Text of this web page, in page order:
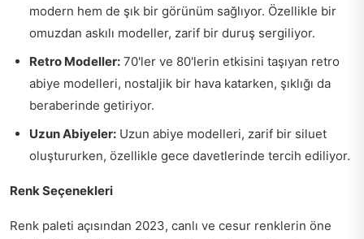
modern hem de şık bir görünüm sağlıyor. Özellikle bir
omuzdan askılı modeller, zarif bir duruş sergiliyor.
Retro Modeller: 70'ler ve 80'lerin etkisini taşıyan retro
abiye modelleri, nostaljik bir hava katarken, şıklığı da
beraberinde getiriyor.
Uzun Abiyeler: Uzun abiye modelleri, zarif bir siluet
oluştururken, özellikle gece davetlerinde tercih ediliyor.
Renk Seçenekleri
Renk paleti açısından 2023, canlı ve cesur renklerin öne